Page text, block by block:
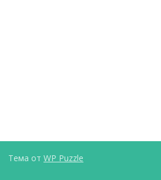
Тема от WP Puzzle